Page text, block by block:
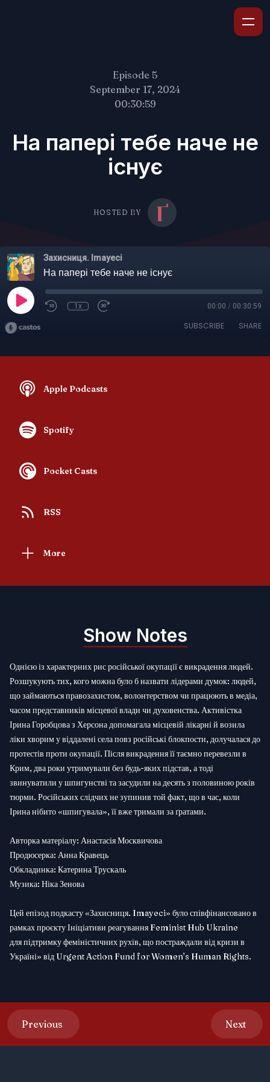
Episode 5
September 17, 2024
00:30:59
На папері тебе наче не
існує
HOSTED BY
Захисниця. Imayeci
На папері тебе наче не існує
1x 00:00 / 00:30:59
SUBSCRIBE SHARE
Apple Podcasts
Spotify
Pocket Casts
RSS
More
Show Notes
Однією із характерних рис російської окупації є викрадення людей.
Розшукують тих, кого можна було б назвати лідерами думок: людей,
що займаються правозахистом, волонтерством чи працюють в медіа,
часом представників місцевої влади чи духовенства. Активістка
Ірина Горобцова з Херсона допомагала місцевій лікарні й возила
ліки хворим у віддалені села повз російські блокпости, долучалася до
протестів проти окупації. Після викрадення її таємно перевезли в
Крим, два роки утримували без будь-яких підстав, а тоді
звинуватили у шпигунстві та засудили на десять з половиною років
тюрми. Російських слідчих не зупинив той факт, що в час, коли
Ірина нібито «шпигувала», її вже тримали за ґратами.
Авторка матеріалу: Анастасія Москвичова
Продюсерка: Анна Кравець
Обкладинка: Катерина Трускаль
Музика: Ніка Зенова
Цей епізод подкасту «Захисниця. Imayeci» було співфінансовано в
рамках проєкту Ініціативи реагування Feminist Hub Ukraine
для підтримку феміністичних рухів, що постраждали від кризи в
Україні» від Urgent Action Fund for Women’s Human Rights.
Previous Next